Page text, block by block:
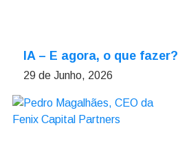
IA – E agora, o que fazer?
29 de Junho, 2026